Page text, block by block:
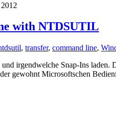
with NTDSUTIL
, transfer, command line,
irgendwelche Snap-Ins
gewohnt Microsoftschen